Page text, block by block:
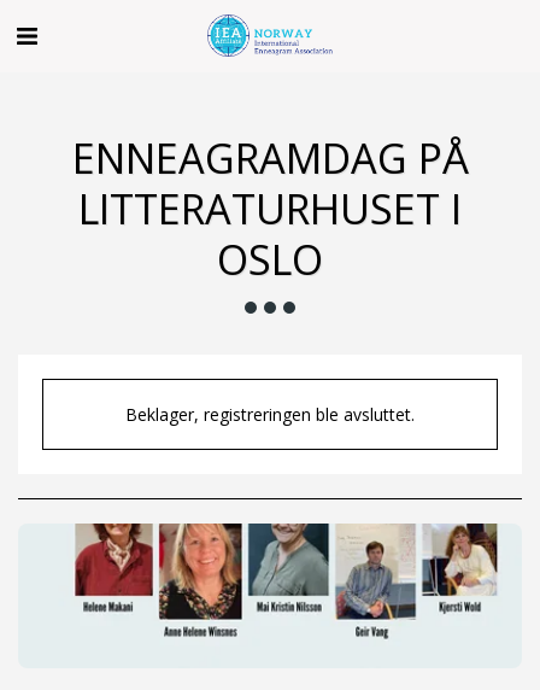
ENNEAGRAMDAG PÅ
LITTERATURHUSET I
OSLO
Beklager, registreringen ble avsluttet.